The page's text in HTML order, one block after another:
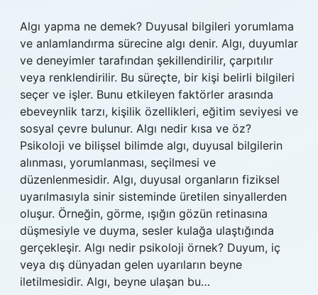
Algı yapma ne demek? Duyusal bilgileri yorumlama
ve anlamlandırma sürecine algı denir. Algı, duyumlar
ve deneyimler tarafından şekillendirilir, çarpıtılır
veya renklendirilir. Bu süreçte, bir kişi belirli bilgileri
seçer ve işler. Bunu etkileyen faktörler arasında
ebeveynlik tarzı, kişilik özellikleri, eğitim seviyesi ve
sosyal çevre bulunur. Algı nedir kısa ve öz?
Psikoloji ve bilişsel bilimde algı, duyusal bilgilerin
alınması, yorumlanması, seçilmesi ve
düzenlenmesidir. Algı, duyusal organların fiziksel
uyarılmasıyla sinir sisteminde üretilen sinyallerden
oluşur. Örneğin, görme, ışığın gözün retinasına
düşmesiyle ve duyma, sesler kulağa ulaştığında
gerçekleşir. Algı nedir psikoloji örnek? Duyum, iç
veya dış dünyadan gelen uyarıların beyne
iletilmesidir. Algı, beyne ulaşan bu…